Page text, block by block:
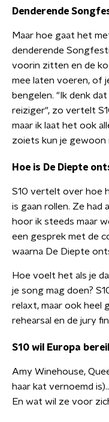
Denderende
Maar hoe gaat het
denderende
voorin zitten en de
mee laten voeren, of
bengelen. "Ik denk
reiziger", zo vertelt
maar ik laat het ook
zoiets kun je gewoon
Hoe is De Diepte
S10 vertelt over hoe
is gaan rollen. Ze had
hoor ik steeds maar
een gesprek met de
waarna De Diepte
Hoe voelt het als je
je song mag doen?
relaxt, maar ook heel
rehearsal en de jury
S10 wil Europa
Amy Winehouse,
haar kat vernoemd
En wat wil ze voor